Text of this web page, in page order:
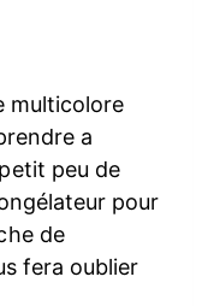
multicolore
a
peu de
pour
de
fera oublier